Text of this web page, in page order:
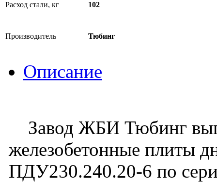
Расход стали, кг 102
Производитель Тюбинг
Описание
Завод ЖБИ Тюбинг
железобетонные плиты
ПДУ230.240.20-6 по